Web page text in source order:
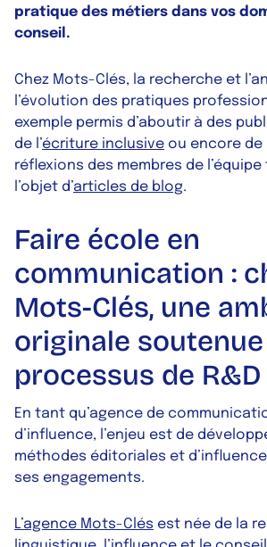
pratique des métiers dans vos
conseil.
Chez Mots-Clés, la recherche et
l’évolution des pratiques
exemple permis d’aboutir à des
de l’écriture inclusive ou encore de
réflexions des membres de
l’objet d’articles de blog.
Faire école en
communication :
Mots-Clés, une
originale
processus de R&D
En tant qu’agence de
d’influence, l’enjeu est de
méthodes éditoriales et
ses engagements.
L’agence Mots-Clés est née de la